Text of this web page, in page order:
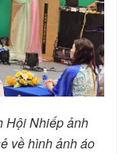
Hội Nhiếp ảnh
về hình ảnh áo